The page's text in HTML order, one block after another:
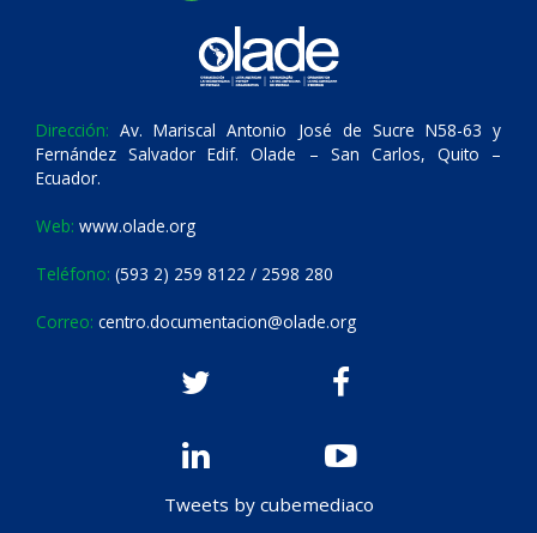
Dirección: Av. Mariscal Antonio José de Sucre N58-63 y
Fernández Salvador Edif. Olade – San Carlos, Quito –
Ecuador.
Web: www.olade.org
Teléfono: (593 2) 259 8122 / 2598 280
Correo: centro.documentacion@olade.org
Tweets by cubemediaco